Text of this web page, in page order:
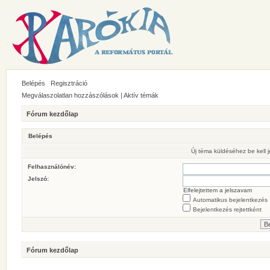
Belépés
Regisztráció
Megválaszolatlan hozzászólások | Aktív témák
Fórum kezdőlap
Belépés
Új téma küldéséhez be kell
Felhasználónév:
Jelszó:
Elfelejtettem a jelszavam
Automatikus bejelentkezés
Bejelentkezés rejtettként
Fórum kezdőlap